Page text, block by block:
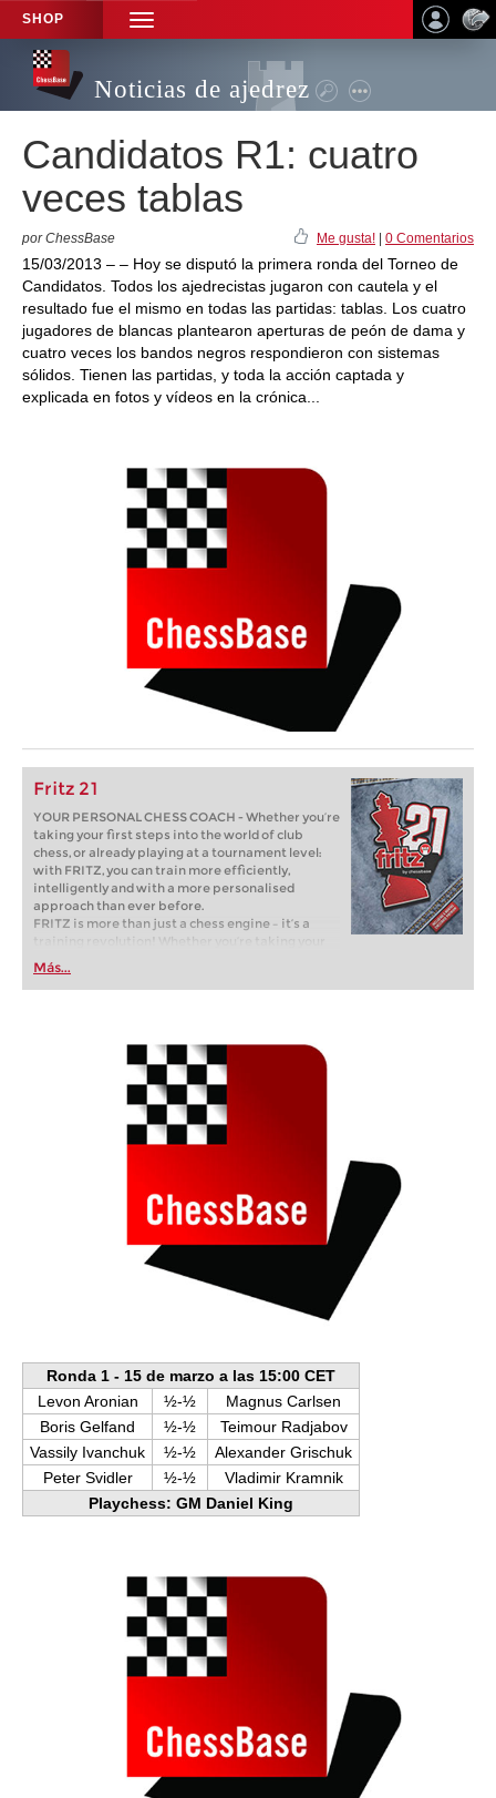
SHOP
TOGGLE
NAVIGATION
Noticias de ajedrez
Candidatos R1: cuatro
veces tablas
por ChessBase Me gusta! 0 Comentarios
15/03/2013 – – Hoy se disputó la primera ronda del Torneo de
Candidatos. Todos los ajedrecistas jugaron con cautela y el
resultado fue el mismo en todas las partidas: tablas. Los cuatro
jugadores de blancas plantearon aperturas de peón de dama y
cuatro veces los bandos negros respondieron con sistemas
sólidos. Tienen las partidas, y toda la acción captada y
explicada en fotos y vídeos en la crónica...
Fritz 21
YOUR PERSONAL CHESS COACH - Whether you’re
taking your first steps into the world of club
chess, or already playing at a tournament level:
with FRITZ, you can train more efficiently,
intelligently and with a more personalised
approach than ever before.
FRITZ is more than just a chess engine – it’s a
training revolution! Whether you’re taking your
first steps into the world of club chess, or already
playing at a tournament level: with FRITZ, you can
train more efficiently, intelligently and with a
Más...
Ronda 1 - 15 de marzo a las 15:00 CET
Levon Aronian
½-½
Magnus Carlsen
Boris Gelfand
½-½
Teimour Radjabov
Vassily Ivanchuk
½-½
Alexander Grischuk
Peter Svidler
½-½
Vladimir Kramnik
Playchess: GM Daniel King